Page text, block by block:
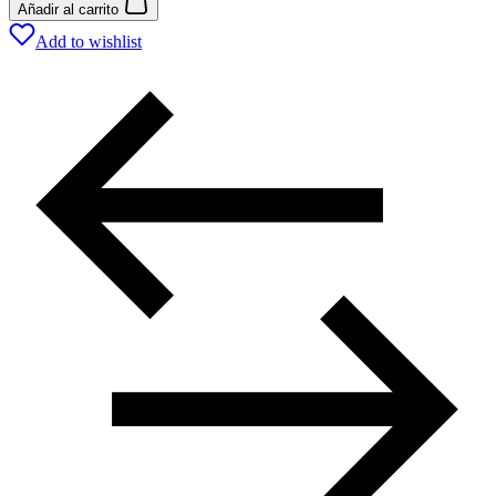
Añadir al carrito
Add to wishlist